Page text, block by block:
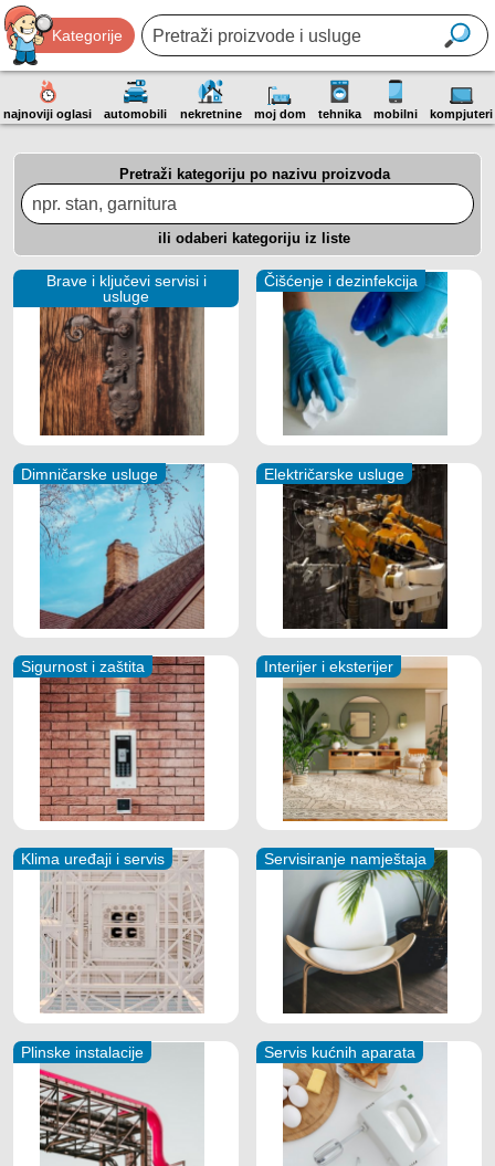
Kategorije
najnoviji oglasi automobili nekretnine moj dom tehnika mobilni kompjuteri
Pretraži kategoriju po nazivu proizvoda
ili odaberi kategoriju iz liste
Brave i ključevi servisi i
usluge
Čišćenje i dezinfekcija
Dimničarske usluge Električarske usluge
Sigurnost i zaštita Interijer i eksterijer
Klima uređaji i servis Servisiranje namještaja
Plinske instalacije Servis kućnih aparata